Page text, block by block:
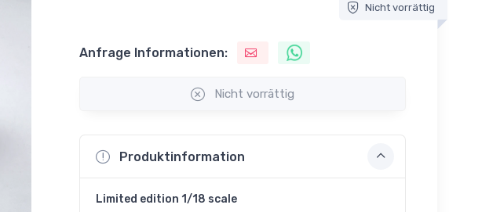
Nicht vorrättig
Anfrage Informationen:
Nicht vorrättig
Produktinformation
Limited edition 1/18 scale